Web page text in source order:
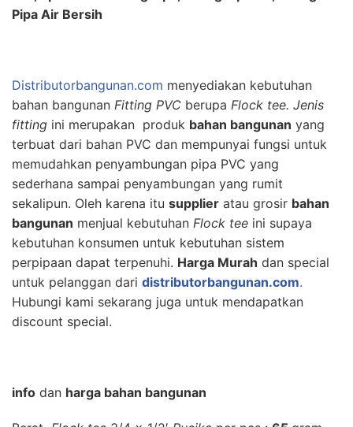
Pipa Air Bersih
Distributorbangunan.com menyediakan kebutuhan
bahan bangunan Fitting PVC berupa Flock tee. Jenis
fitting ini merupakan produk bahan bangunan yang
terbuat dari bahan PVC dan mempunyai fungsi untuk
memudahkan penyambungan pipa PVC yang
sederhana sampai penyambungan yang rumit
sekalipun. Oleh karena itu supplier atau grosir bahan
bangunan menjual kebutuhan Flock tee ini supaya
kebutuhan konsumen untuk kebutuhan sistem
perpipaan dapat terpenuhi. Harga Murah dan special
untuk pelanggan dari distributorbangunan.com.
Hubungi kami sekarang juga untuk mendapatkan
discount special.
info dan harga bahan bangunan